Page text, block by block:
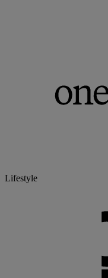
Lifestyle